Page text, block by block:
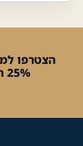
25% הנחה על הקנייה הראשונה